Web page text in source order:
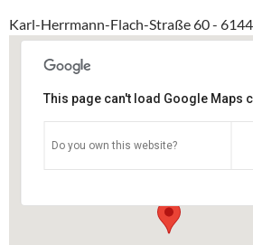
Karl-Herrmann-Flach-Straße 60 -
Karl-Herrmann-Flach-Straße 60 -
Veranstaltungen
This page can't load Google Maps
Do you own this website?